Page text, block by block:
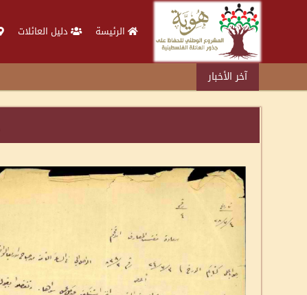
الرئيسة دليل العائلات
آخر الأخبار